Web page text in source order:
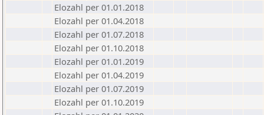
Elozahl per 01.01.2018
Elozahl per 01.04.2018
Elozahl per 01.07.2018
Elozahl per 01.10.2018
Elozahl per 01.01.2019
Elozahl per 01.04.2019
Elozahl per 01.07.2019
Elozahl per 01.10.2019